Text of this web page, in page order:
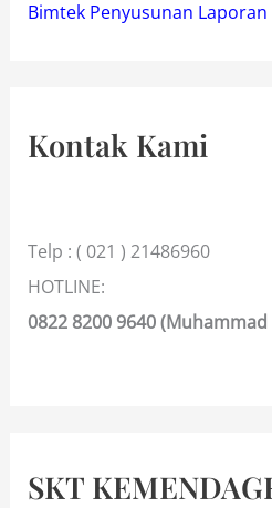
Bimtek Penyusunan
Kontak Kami
Telp : ( 021 ) 21486960
HOTLINE:
0822 8200 9640 (Muhammad
SKT